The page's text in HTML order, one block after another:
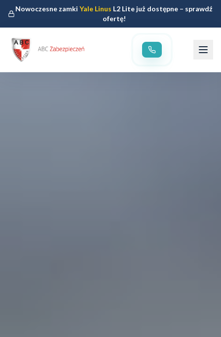
Nowoczesne zamkiYale Linus L2 Lite już dostępne – sprawdź
ofertę!